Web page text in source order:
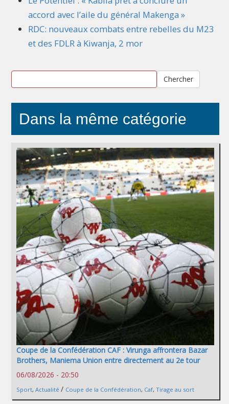
accord avec l’aile du général Makenga »
RDC: nouveaux combats entre rebelles du M23
et des FDLR à Kiwanja, 2 mor
Chercher
Dans la même catégorie
Coupe de la Confédération CAF : Virunga affrontera Bazar
Brothers, Maniema Union entre directement au 2e tour
06/08/2026 - 20:50
Sport, Actualité / Coupe de la Confédération, Caf, Tirage au sort